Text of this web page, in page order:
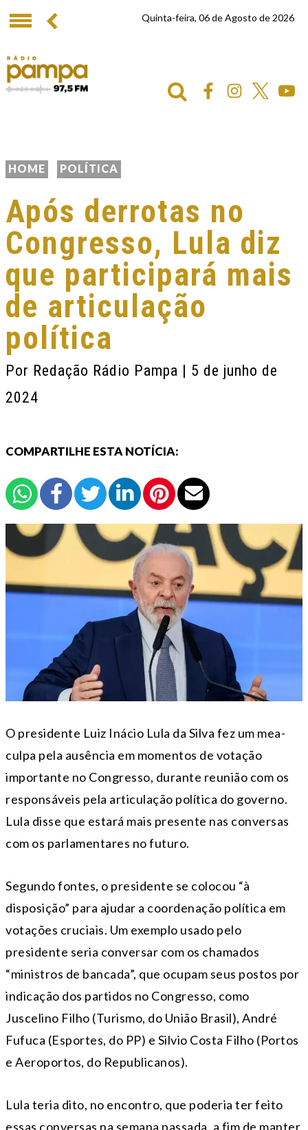
Quinta-feira, 06 de Agosto de 2026
HOME POLÍTICA
Após derrotas no
Congresso, Lula diz
que participará mais
de articulação
política
Por Redação Rádio Pampa | 5 de junho de
2024
COMPARTILHE ESTA NOTÍCIA:
O presidente Luiz Inácio Lula da Silva fez um mea-
culpa pela ausência em momentos de votação
importante no Congresso, durante reunião com os
responsáveis pela articulação política do governo.
Lula disse que estará mais presente nas conversas
com os parlamentares no futuro.
Segundo fontes, o presidente se colocou “à
disposição” para ajudar a coordenação política em
votações cruciais. Um exemplo usado pelo
presidente seria conversar com os chamados
“ministros de bancada”, que ocupam seus postos por
indicação dos partidos no Congresso, como
Juscelino Filho (Turismo, do União Brasil), André
Fufuca (Esportes, do PP) e Silvio Costa Filho (Portos
e Aeroportos, do Republicanos).
Lula teria dito, no encontro, que poderia ter feito
essas conversas na semana passada, a fim de manter